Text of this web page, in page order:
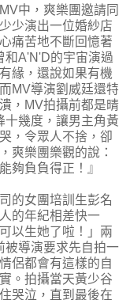
中，爽樂團邀請同
少演出一位婚紗店
痛苦地不斷回憶著
和A'N'D的宇宙演過
緣，還說如果有機
MV導演劉威廷還特
，MV拍攝前都是晴
十幾度，讓男主角黃
，令眾人不捨，卻
爽樂團樂觀的說：
夠負負得正！』
的女團培訓生彭名
的年紀相差快一
以生她了啦！」兩
被導演要求先自拍一
侶都會有這樣的自
。拍攝當天黃少谷
哭泣，直到最後在